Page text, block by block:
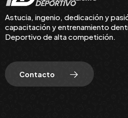
Astucia, ingenio, dedicación y
capacitación y entrenamiento
Deportivo de alta competición.
Contacto